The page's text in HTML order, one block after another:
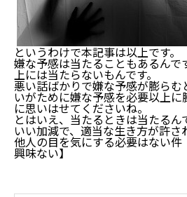
というわけで本記事は以上です。
嫌な予感は当たることもあるんで
上には当たらないもんです。
悪い話ばかりで嫌な予感が膨ら
いがために嫌な予感を必要以上
に思いはせてくださいね。
とはいえ、当たるときは当たるん
いい加減で、適当な生き方が許さ
他人の目を気にする必要はない
興味ない】